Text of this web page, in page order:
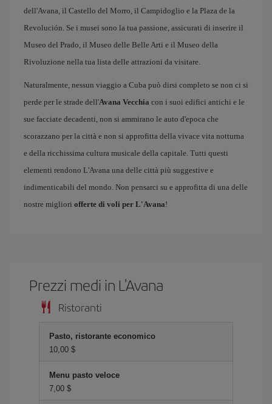
dell'Avana, il Castello del Morro, il Campidoglio e la Plaza de la
Revolución. Se i musei sono la tua passione, assicurati di inserire il
Museo del Prado, il Museo delle Belle Arti e il Museo della
Rivoluzione nella tua lista delle attrazioni da visitare.
Naturalmente, nessun viaggio a Cuba può dirsi completo se non ci si
perde per le strade dell'Avana Vecchia con i suoi edifici antichi e le
sue facciate decadenti, non si ammirano le auto d'epoca che
scorazzano per la città e non si approfitta della vivace vita notturna
e della ricchissima cultura musicale della capitale. Tutti questi
elementi rendono L'Avana una delle città più suggestive e
indimenticabili del mondo. Non pensarci su e approfitta di una delle
nostre migliori offerte di voli per L'Avana!
Prezzi medi in L'Avana
Ristoranti
Pasto, ristorante economico
10,00 $
Menu pasto veloce
7,00 $